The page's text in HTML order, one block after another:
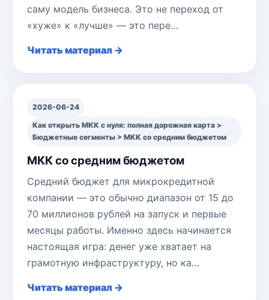
саму модель бизнеса. Это не переход от
«хуже» к «лучше» — это пере…
Читать материал →
2026-06-24
Как открыть МКК с нуля: полная дорожная карта >
Бюджетные сегменты > МКК со средним бюджетом
МКК со средним бюджетом
Средний бюджет для микрокредитной
компании — это обычно диапазон от 15 до
70 миллионов рублей на запуск и первые
месяцы работы. Именно здесь начинается
настоящая игра: денег уже хватает на
грамотную инфраструктуру, но ка…
Читать материал →